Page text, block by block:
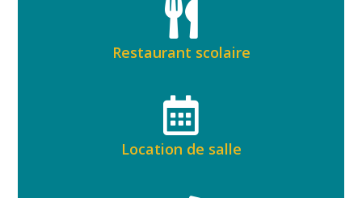
Restaurant scolaire
Location de salle